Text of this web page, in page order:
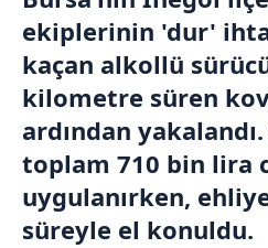
ekiplerinin 'dur'
kaçan alkollü
kilometre süren
ardından
toplam 710 bin lira
uygulanırken,
süreyle el konuldu.